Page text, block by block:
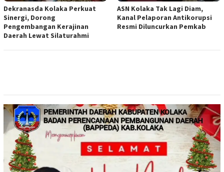
Dekranasda Kolaka Perkuat
Sinergi, Dorong
Pengembangan Kerajinan
Daerah Lewat Silaturahmi
ASN Kolaka Tak Lagi Diam,
Kanal Pelaporan Antikorupsi
Resmi Diluncurkan Pemkab